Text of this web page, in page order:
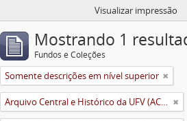
Visualizar impressão
Mostrando 1
Fundos e Coleções
Somente descrições em nível superior
Arquivo Central e Histórico da UFV (ACH-UFV)